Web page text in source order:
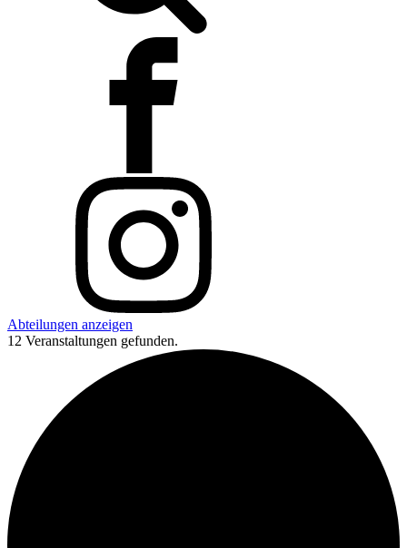
Abteilungen anzeigen
12 Veranstaltungen gefunden.